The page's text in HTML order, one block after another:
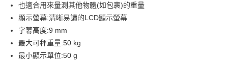
宅配
每筆NT$100，滿NT$1,000(含以上)免運費
貨到付現給宅配司機 (大家電需貨到付款服務 請電洽0977103621)
每筆NT$150，滿NT$2,000(含以上)免運費
也適合用來量測其他物體(如包裹)的重量
顯示螢幕:清晰易讀的LCD顯示螢幕
字幕高度:9 mm
最大可秤重量:50 kg
最小顯示單位:50 g